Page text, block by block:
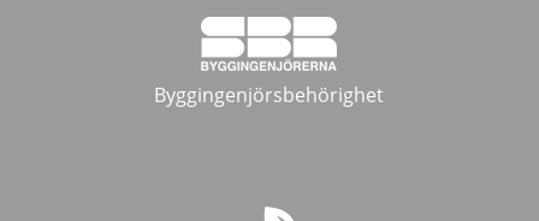
Byggingenjörsbehörighet